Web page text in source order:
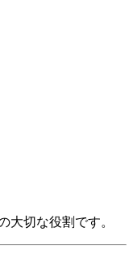
大切な役割です。